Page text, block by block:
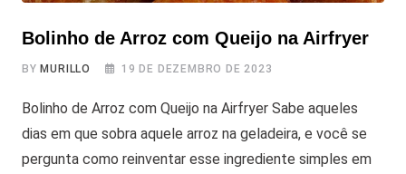
Bolinho de Arroz com Queijo na Airfryer
BYMURILLO 19 DE DEZEMBRO DE 2023
Bolinho de Arroz com Queijo na Airfryer Sabe aqueles
dias em que sobra aquele arroz na geladeira, e você se
pergunta como reinventar esse ingrediente simples em